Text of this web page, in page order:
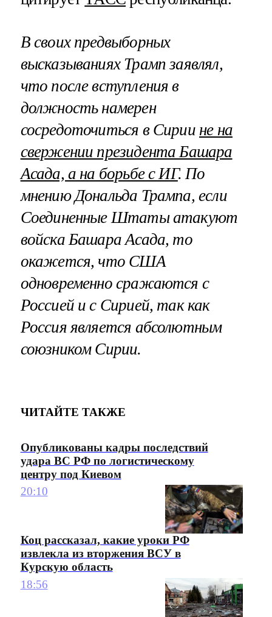
В своих предвыборных
высказываниях Трамп заявлял,
что после вступления в
должность намерен
сосредоточиться в Сирии не на
свержении президента Башара
Асада, а на борьбе с ИГ. По
мнению Дональда Трампа, если
Соединенные Штаты атакуют
войска Башара Асада, то
окажется, что США
одновременно сражаются с
Россией и с Сирией, так как
Россия является абсолютным
союзником Сирии.
ЧИТАЙТЕ ТАКЖЕ
Опубликованы кадры последствий
удара ВС РФ по логистическому
центру под Киевом
20:10
Коц рассказал, какие уроки РФ
извлекла из вторжения ВСУ в
Курскую область
18:56